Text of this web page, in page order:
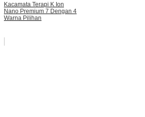
Kacamata Terapi K Ion
Nano Premium 7 Dengan 4
Warna Pilihan